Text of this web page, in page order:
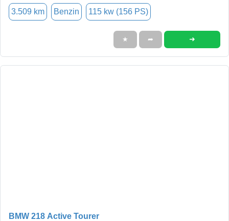
3.509 km Benzin 115 kw (156 PS)
★ ➦ ➜
BMW 218 Active Tourer